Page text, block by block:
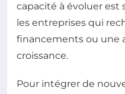
capacité à évoluer
les entreprises qui
financements ou une
croissance.
Pour intégrer de